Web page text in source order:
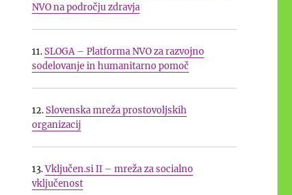
NVO za leti 2026 in 2027”
NVO na področju zdravja
11.SLOGA – Platforma NVO za razvojno
sodelovanje in humanitarno pomoč
12.Slovenska mreža prostovoljskih
organizacij
13.Vključen.si II – mreža za socialno
vključenost